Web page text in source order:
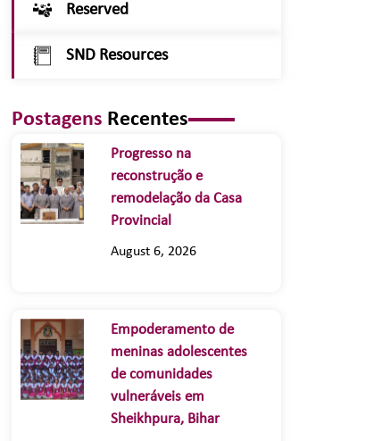
Reserved
SND Resources
Postagens Recentes
Progresso na
reconstrução e
remodelação da Casa
Provincial
August 6, 2026
Empoderamento de
meninas adolescentes
de comunidades
vulneráveis em
Sheikhpura, Bihar